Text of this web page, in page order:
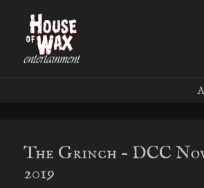
House of Wax
The Grinch – DCC
2019